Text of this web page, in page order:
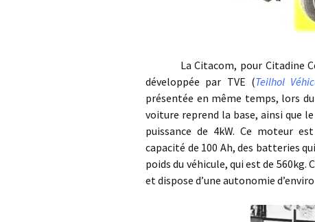
La Citacom, pour Citadine
développée par TVE (Teilhol
présentée en même temps, lors
voiture reprend la base, ainsi que
puissance de 4kW. Ce moteur
capacité de 100 Ah, des batteries
poids du véhicule, qui est de
et dispose d’une autonomie